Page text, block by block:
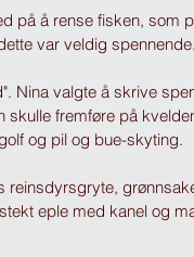
på å rense fisken, som
var veldig
Nina valgte å skrive
skulle fremføre på
og pil og bue-skyting.
reinsdyrsgryte,
eple med kanel og